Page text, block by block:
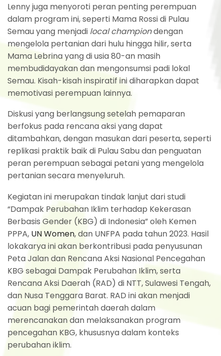
Lenny juga menyoroti peran penting perempuan
dalam program ini, seperti Mama Rossi di Pulau
Semau yang menjadi local championdengan
mengelola pertanian dari hulu hingga hilir, serta
Mama Lebrina yang di usia 80-an masih
membudidayakan dan mengonsumsi padi lokal
Semau. Kisah-kisah inspiratif ini diharapkan dapat
memotivasi perempuan lainnya.
Diskusi yang berlangsung setelah pemaparan
berfokus pada rencana aksi yang dapat
ditambahkan, dengan masukan dari peserta, seperti
replikasi praktik baik di Pulau Sabu dan penguatan
peran perempuan sebagai petani yang mengelola
pertanian secara menyeluruh.
Kegiatan ini merupakan tindak lanjut dari studi
“Dampak Perubahan Iklim terhadap Kekerasan
Berbasis Gender (KBG) di Indonesia” oleh Kemen
PPPA, UN Women, dan UNFPA pada tahun 2023. Hasil
lokakarya ini akan berkontribusi pada penyusunan
Peta Jalan dan Rencana Aksi Nasional Pencegahan
KBG sebagai Dampak Perubahan Iklim, serta
Rencana Aksi Daerah (RAD) di NTT, Sulawesi Tengah,
dan Nusa Tenggara Barat. RAD ini akan menjadi
acuan bagi pemerintah daerah dalam
merencanakan dan melaksanakan program
pencegahan KBG, khususnya dalam konteks
perubahan iklim.